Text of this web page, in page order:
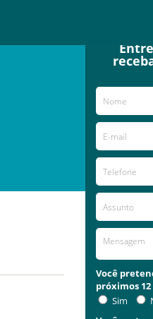
Você
próximos 12
Sim